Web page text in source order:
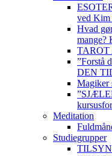
ved Kim
Hvad
mange?
TAROT
”Forstå
DEN
Magiker
Meditation
Studiegrupper